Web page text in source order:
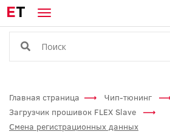
ET
Главная страница
Чип-тюнинг
Загрузчик прошивок FLEX Slave
Смена регистрационных данных